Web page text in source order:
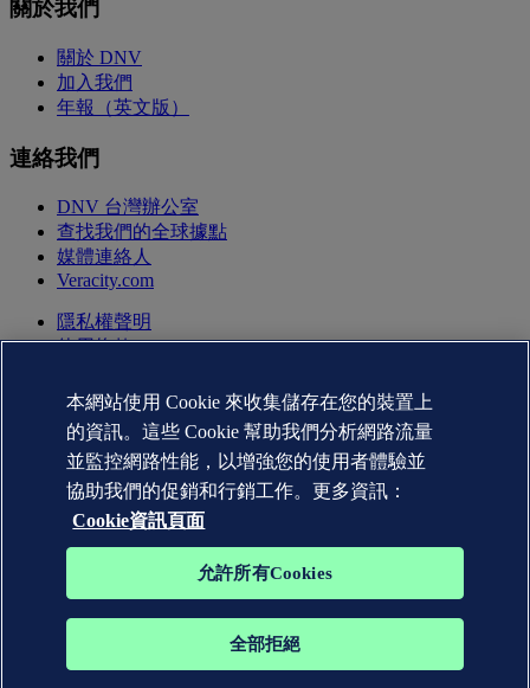
關於我們
關於 DNV
加入我們
年報（英文版）
連絡我們
DNV 台灣辦公室
查找我們的全球據點
媒體連絡人
Veracity.com
隱私權聲明
使用條款
Cookie資訊
本網站使用 Cookie 來收集儲存在您的裝置上
的資訊。這些 Cookie 幫助我們分析網路流量
並監控網路性能，以增強您的使用者體驗並
協助我們的促銷和行銷工作。更多資訊：
Cookie資訊頁面
允許所有Cookies
全部拒絕